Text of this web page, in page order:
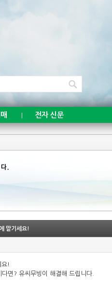
전자 신문
맡기세요!
요!
면? 유씨무빙이 해결해 드립니다.